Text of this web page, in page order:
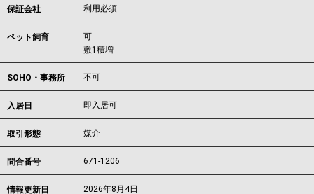
保証会社 利用必須
ペット飼育
可
敷1積増
SOHO・事務所 不可
入居日 即入居可
取引形態 媒介
問合番号 671-1206
情報更新日 2026年8月4日